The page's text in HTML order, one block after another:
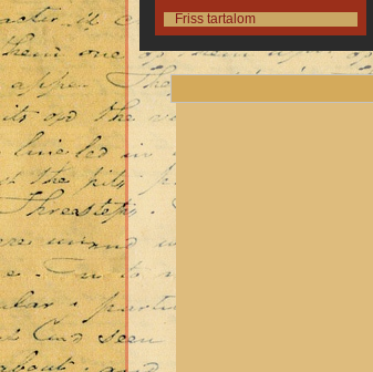
Friss tartalom